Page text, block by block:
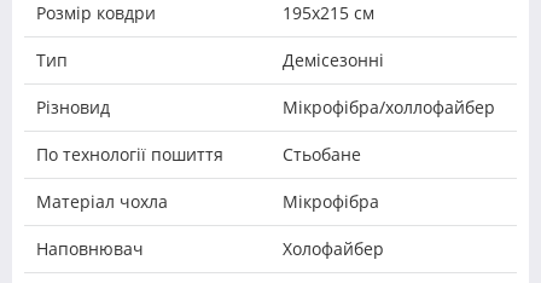
Розмір ковдри 195x215 см
Тип Демісезонні
Різновид Мікрофібра/холлофайбер
По технології пошиття Стьобане
Матеріал чохла Мікрофібра
Наповнювач Холофайбер